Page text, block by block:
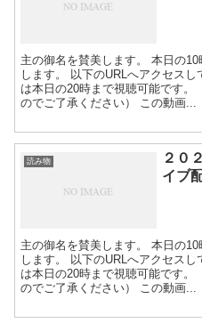
主の御名を賛美します。 本日の
します。 以下のURLへアクセス
は本日の20時まで視聴可能です。
のでご了承ください） この動画...
読み物
２０
イブ
主の御名を賛美します。 本日の
します。 以下のURLへアクセス
は本日の20時まで視聴可能です。
のでご了承ください） この動画...